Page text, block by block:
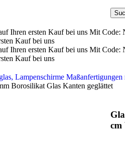
Ihren ersten Kauf bei uns Mit Code:
Kauf bei uns
Ihren ersten Kauf bei uns Mit Code:
Kauf bei uns
Lampenschirme Maßanfertigungen
Borosilikat Glas Kanten geglättet
cm